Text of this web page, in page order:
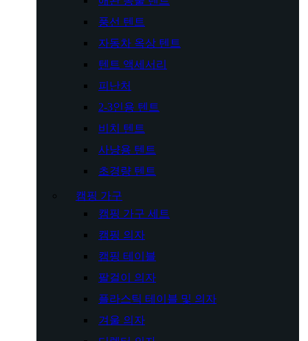
풍선 텐트
자동차 옥상 텐트
텐트 액세서리
피난처
2-3인용 텐트
비치 텐트
사냥용 텐트
초경량 텐트
캠핑 가구
캠핑 가구 세트
캠핑 의자
캠핑 테이블
팔걸이 의자
플라스틱 테이블 및 의자
겨울 의자